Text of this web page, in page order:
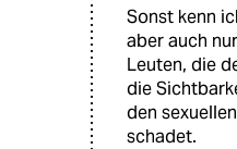
Sonst kenn
aber auch
Leuten, die
die
den
schadet.